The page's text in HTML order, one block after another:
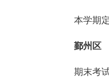
本学期定
鄞州区
期末考试